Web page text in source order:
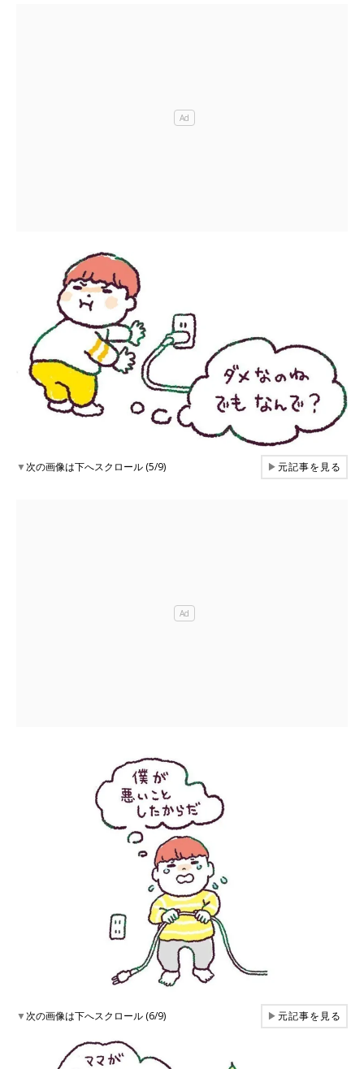
▼次の画像は下へスクロール (5/9) ▶元記事を見る
▼次の画像は下へスクロール (6/9) ▶元記事を見る